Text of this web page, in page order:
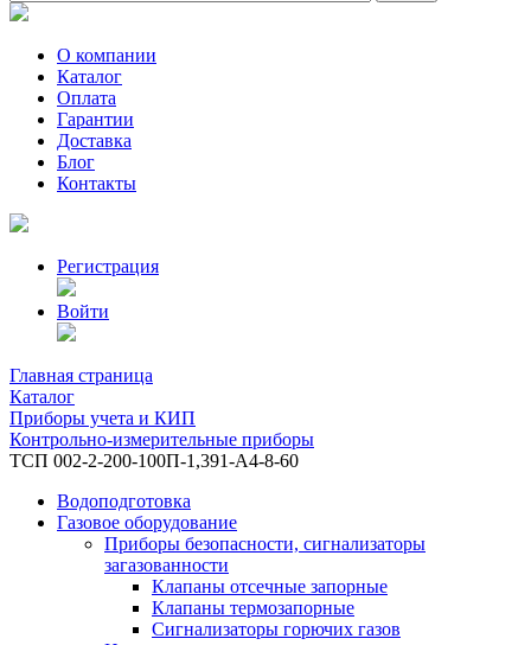
О компании
Каталог
Оплата
Гарантии
Доставка
Блог
Контакты
Регистрация
Войти
Главная страница
Каталог
Приборы учета и КИП
Контрольно-измерительные приборы
ТСП 002-2-200-100П-1,391-А4-8-60
Водоподготовка
Газовое оборудование
Приборы безопасности, сигнализаторы
загазованности
Клапаны отсечные запорные
Клапаны термозапорные
Сигнализаторы горючих газов